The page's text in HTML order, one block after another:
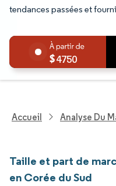
tendances passées et
4750
Accueil Analyse Du
Taille et part de
en Corée du Sud